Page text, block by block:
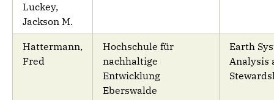
Luckey,
Jackson M.
Hattermann,
Fred
Hochschule für
nachhaltige
Entwicklung
Eberswalde
Earth
Analysis